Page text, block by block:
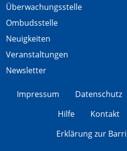
Überwachungsstelle
Ombudsstelle
Neuigkeiten
Veranstaltungen
Newsletter
Impressum Datenschutz
Hilfe
Kontakt
Erklärung zur